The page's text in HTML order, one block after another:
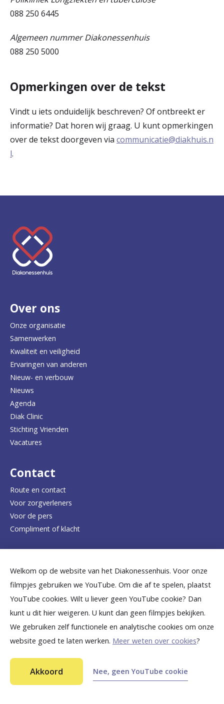
088 250 6445
Algemeen nummer Diakonessenhuis
088 250 5000
Opmerkingen over de tekst
Vindt u iets onduidelijk beschreven? Of ontbreekt er
informatie? Dat horen wij graag. U kunt opmerkingen
over de tekst doorgeven via communicatie@diakhuis.n
l.
Welkom op de website van het Diakonessenhuis. Voor onze
filmpjes gebruiken we YouTube. Om die af te spelen, plaatst
YouTube cookies. Wilt u liever geen YouTube cookie? Dan
kunt u dit hier weigeren. U kunt dan geen filmpjes bekijken.
We gebruiken zelf functionele en analytische cookies om onze
website goed te laten werken. Meer weten over cookies?
Akkoord Nee, geen YouTube cookie
K
e
e
t
e
r
u
g
n
a
a
d
e
h
o
p
a
g
e
Over ons
Onze organisatie
Samenwerken
Kwaliteit en veiligheid
Ervaringen van anderen
Nieuw- en verbouw
Nieuws
Agenda
Diak Clinic
Stichting Vrienden
Vacatures
Contact
Route en contact
Voor zorgverleners
Voor de pers
Compliment of klacht
Dicht bij jou
B
e
k
k
B
e
k
j
k
B
e
k
B
e
k
j
B
e
k
j
Aansprakelijkheid
Toegankelijkheid